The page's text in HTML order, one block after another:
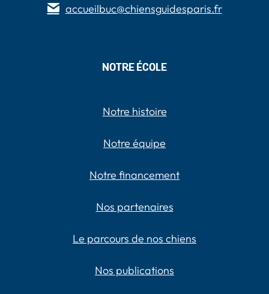
accueilbuc@chiensguidesparis.fr
NOTRE ÉCOLE
Notre histoire
Notre équipe
Notre financement
Nos partenaires
Le parcours de nos chiens
Nos publications